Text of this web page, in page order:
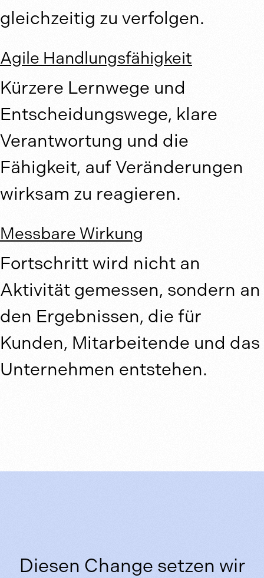
gleichzeitig zu verfolgen.
Agile Handlungsfähigkeit
Kürzere Lernwege und
Entscheidungswege, klare
Verantwortung und die
Fähigkeit, auf Veränderungen
wirksam zu reagieren.
Messbare Wirkung
Fortschritt wird nicht an
Aktivität gemessen, sondern an
den Ergebnissen, die für
Kunden, Mitarbeitende und das
Unternehmen entstehen.
Diesen Change setzen wir